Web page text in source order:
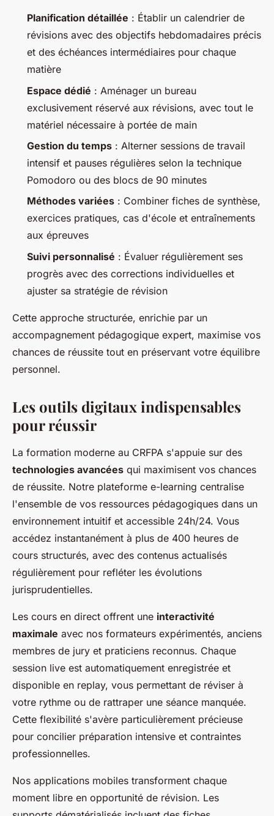
Planification détaillée : Établir un calendrier de
révisions avec des objectifs hebdomadaires précis
et des échéances intermédiaires pour chaque
matière
Espace dédié : Aménager un bureau
exclusivement réservé aux révisions, avec tout le
matériel nécessaire à portée de main
Gestion du temps : Alterner sessions de travail
intensif et pauses régulières selon la technique
Pomodoro ou des blocs de 90 minutes
Méthodes variées : Combiner fiches de synthèse,
exercices pratiques, cas d'école et entraînements
aux épreuves
Suivi personnalisé : Évaluer régulièrement ses
progrès avec des corrections individuelles et
ajuster sa stratégie de révision
Cette approche structurée, enrichie par un
accompagnement pédagogique expert, maximise vos
chances de réussite tout en préservant votre équilibre
personnel.
Les outils digitaux indispensables
pour réussir
La formation moderne au CRFPA s'appuie sur des
technologies avancées qui maximisent vos chances
de réussite. Notre plateforme e-learning centralise
l'ensemble de vos ressources pédagogiques dans un
environnement intuitif et accessible 24h/24. Vous
accédez instantanément à plus de 400 heures de
cours structurés, avec des contenus actualisés
régulièrement pour refléter les évolutions
jurisprudentielles.
Les cours en direct offrent une interactivité
maximale avec nos formateurs expérimentés, anciens
membres de jury et praticiens reconnus. Chaque
session live est automatiquement enregistrée et
disponible en replay, vous permettant de réviser à
votre rythme ou de rattraper une séance manquée.
Cette flexibilité s'avère particulièrement précieuse
pour concilier préparation intensive et contraintes
professionnelles.
Nos applications mobiles transforment chaque
moment libre en opportunité de révision. Les